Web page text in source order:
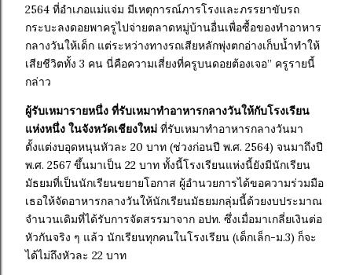
2564 ที่อำเภอแม่แจ่ม มีเหตุการณ์ภารโรงและภรรยาขับรถ
กระบะลงดอยพาครูไปจ่ายตลาดหมู่บ้านอื่นเพื่อซื้อของทำอาหาร
กลางวันให้เด็ก แต่ระหว่างทางรถเสียหลักพุ่งตกอ่างเก็บน้ำทำให้
เสียชีวิตทั้ง 3 คน นี่คือความเสี่ยงที่ครูบนดอยต้องเจอ” ครูรายนี้
กล่าว
ผู้รับเหมารายหนึ่ง ที่รับเหมาทำอาหารกลางวันให้กับโรงเรียน
แห่งหนึ่ง ในจังหวัดเชียงใหม่ ที่รับเหมาทำอาหารกลางวันมา
ตั้งแต่งบอุดหนุนหัวละ 20 บาท (ช่วงก่อนปี พ.ศ. 2564) จนมาถึงปี
พ.ศ. 2567 ขึ้นมาเป็น 22 บาท ทั้งนี้โรงเรียนแห่งนี้ยังมีนักเรียน
มัธยมที่เป็นนักเรียนขยายโอกาส ผู้อำนวยการได้ขอความร่วมมือ
เธอให้จัดอาหารกลางวันให้นักเรียนมัธยมกลุ่มนี้ด้วยงบประมาณ
จำนวนเดิมที่ได้รับการจัดสรรมาจาก อปท. ซึ่งเมื่อมาเกลี่ยเงินต่อ
หัวกันจริง ๆ แล้ว นักเรียนทุกคนในโรงเรียน (เด็กเล็ก-ม.3) ก็จะ
ได้ไม่ถึงหัวละ 22 บาท